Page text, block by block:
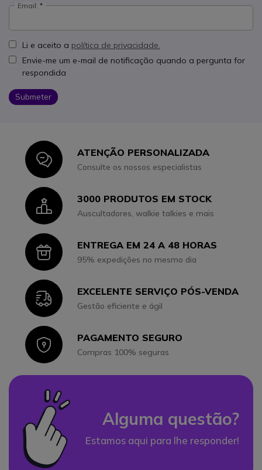
Email:
Li e aceito a política de privacidade.
Envie-me um e-mail de notificação quando a pergunta for
respondida
Submeter
IconATENÇÃO PERSONALIZADA
Consulte os nossos especialistas
Icon3000 PRODUTOS EM STOCK
Auscultadores, walkie talkies e mais
IconENTREGA EM 24 A 48 HORAS
95% expedições no mesmo dia
IconEXCELENTE SERVIÇO PÓS-VENDA
Gestão eficiente e ágil
IconPAGAMENTO SEGURO
Compras 100% seguras
Alguma questão?
Estamos aqui para lhe responder!